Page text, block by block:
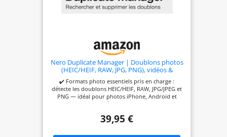
Nero Duplicate Manager | Doublons photos
(HEIC/HEIF, RAW, JPG, PNG), vidéos &
musique | IA images similaires | Scan
disques externes | Licence à vie | 1 PC |
Windows 11/10/8/7
✔️ Formats photo essentiels pris en charge :
détecte les doublons HEIC/HEIF, RAW, JPG/JPEG et
PNG — idéal pour photos iPhone, Android et
appareils photo. ✔️ Détection intelligente d’images
identiques (recadrées, retouchées,
décider facilement. ✔️ Doublons musique & vidéos
39,95 €